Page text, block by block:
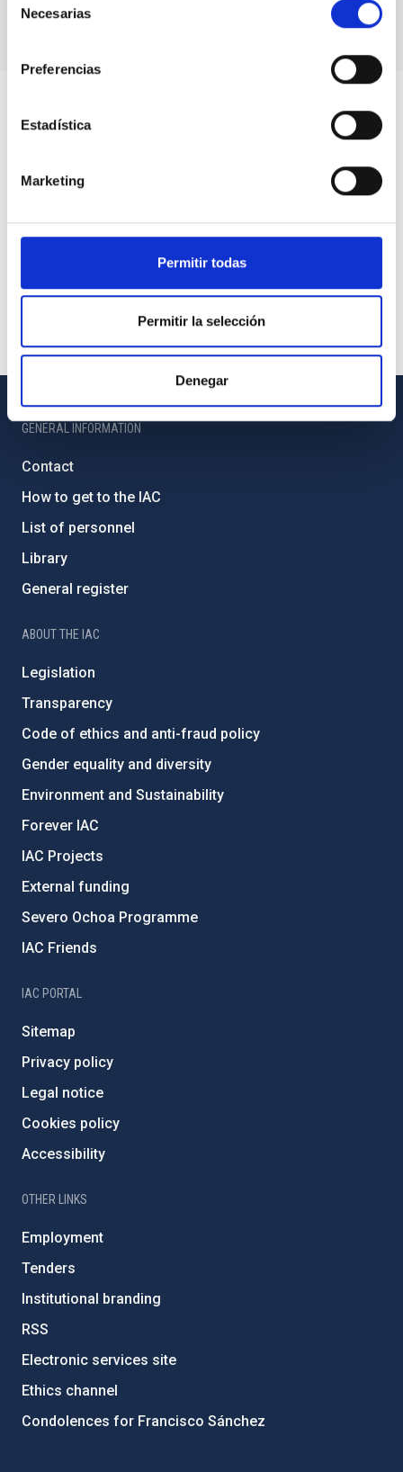
Necesarias
Preferencias
Estadística
Marketing
Permitir todas
Permitir la selección
Denegar
GENERAL INFORMATION
Contact
How to get to the IAC
List of personnel
Library
General register
ABOUT THE IAC
Legislation
Transparency
Code of ethics and anti-fraud policy
Gender equality and diversity
Environment and Sustainability
Forever IAC
IAC Projects
External funding
Severo Ochoa Programme
IAC Friends
IAC PORTAL
Sitemap
Privacy policy
Legal notice
Cookies policy
Accessibility
OTHER LINKS
Employment
Tenders
Institutional branding
RSS
Electronic services site
Ethics channel
Condolences for Francisco Sánchez